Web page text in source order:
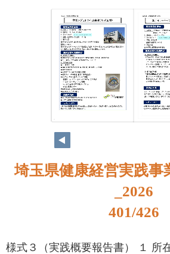
384
埼玉県健康経営実践事
_2026
401/426
様式３（実践概要報告書） １ 所